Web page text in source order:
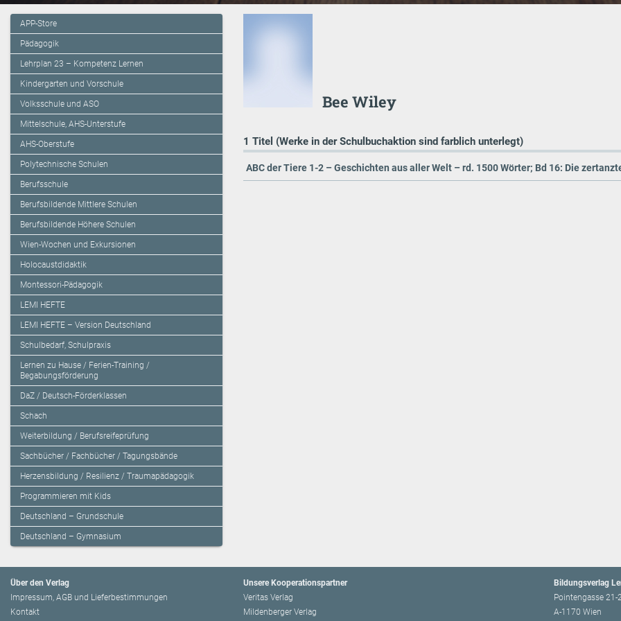
APP-Store
Pädagogik
Lehrplan 23 – Kompetenz Lernen
Kindergarten und Vorschule
Volksschule und ASO
Mittelschule, AHS-Unterstufe
AHS-Oberstufe
Polytechnische Schulen
Berufsschule
Berufsbildende Mittlere Schulen
Berufsbildende Höhere Schulen
Wien-Wochen und Exkursionen
Holocaustdidaktik
Montessori-Pädagogik
LEMI HEFTE
LEMI HEFTE – Version Deutschland
Schulbedarf, Schulpraxis
Lernen zu Hause / Ferien-Training /
Begabungsförderung
DaZ / Deutsch-Förderklassen
Schach
Weiterbildung / Berufsreifeprüfung
Sachbücher / Fachbücher / Tagungsbände
Herzensbildung / Resilienz / Traumapädagogik
Programmieren mit Kids
Deutschland – Grundschule
Deutschland – Gymnasium
Bee Wiley
1 Titel (Werke in der Schulbuchaktion sind farblich unterlegt)
ABC der Tiere 1-2 – Geschichten aus aller Welt – rd. 1500 Wörter; Bd 16: Die
Über den Verlag
Impressum, AGB und Lieferbestimmungen
Kontakt
Unsere Kooperationspartner
Veritas Verlag
Mildenberger Verlag
Bildungsverlag
Pointengasse 21-
A-1170 Wien